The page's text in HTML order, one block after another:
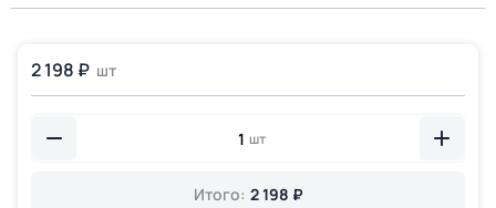
2 198 ₽ шт
шт
Итого: 2 198 ₽